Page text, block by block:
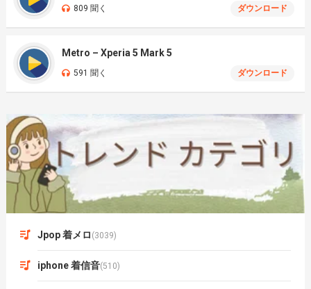
809 聞く ダウンロード
Metro – Xperia 5 Mark 5
591 聞く ダウンロード
Jpop 着メロ (3039)
iphone 着信音(510)